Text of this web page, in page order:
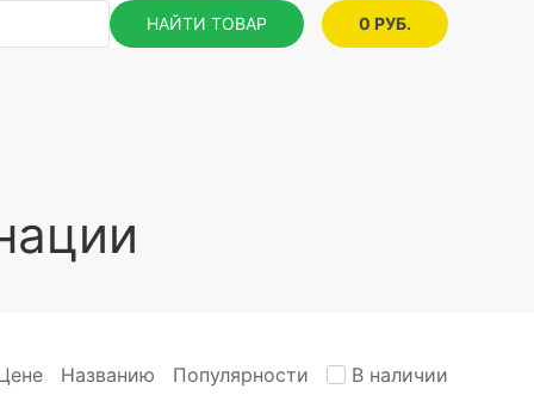
НАЙТИ ТОВАР 0 РУБ.
Названию Популярности В наличии